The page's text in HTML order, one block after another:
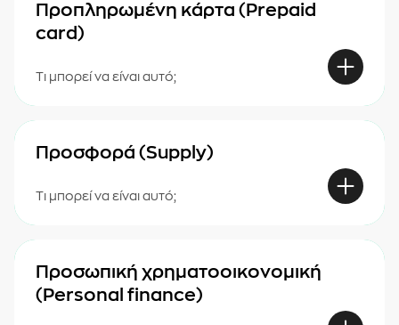
Προπληρωμένη κάρτα (Prepaid
card)
Τι μπορεί να είναι αυτό;
Προσφορά (Supply)
Τι μπορεί να είναι αυτό;
Προσωπική χρηματοοικονομική
(Personal finance)